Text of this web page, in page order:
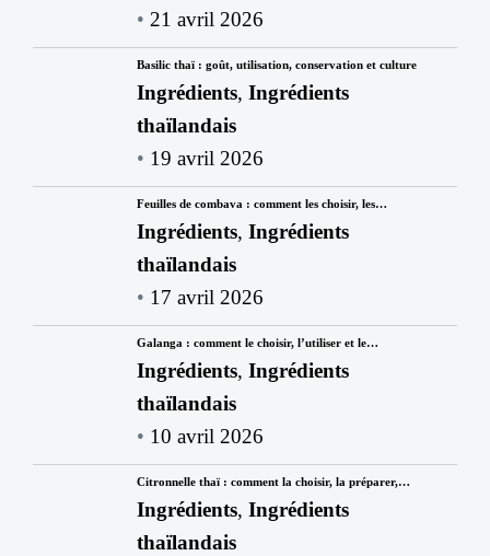
21 avril 2026
Basilic thaï : goût, utilisation, conservation et culture
Ingrédients, Ingrédients
thaïlandais
19 avril 2026
Feuilles de combava : comment les choisir, les…
Ingrédients, Ingrédients
thaïlandais
17 avril 2026
Galanga : comment le choisir, l’utiliser et le…
Ingrédients, Ingrédients
thaïlandais
10 avril 2026
Citronnelle thaï : comment la choisir, la préparer,…
Ingrédients, Ingrédients
thaïlandais